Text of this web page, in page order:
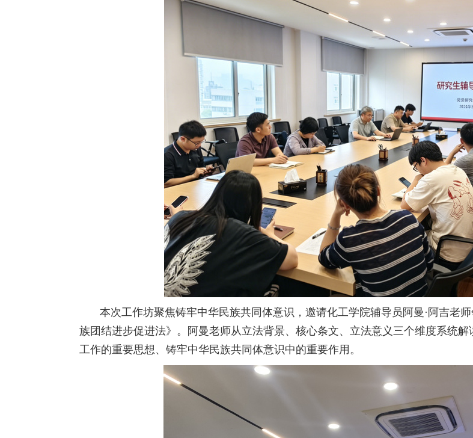
本次工作坊聚焦铸牢中华民族共同体意识，邀请化工学院辅导员阿曼·阿吉老
族团结进步促进法》。阿曼老师从立法背景、核心条文、立法意义三个维度系统
工作的重要思想、铸牢中华民族共同体意识中的重要作用。